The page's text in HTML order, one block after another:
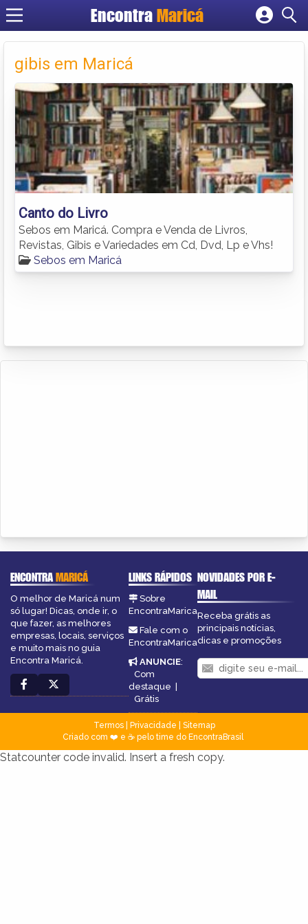
EncontraMaricá
Cadastrar empresa
gibis em Maricá
Canto do Livro
Sebos em Maricá. Compra e Venda de Livros,
Revistas, Gibis e Variedades em Cd, Dvd, Lp e Vhs!
Sebos em Maricá
ENCONTRAMARICÁ
O melhor de Maricá num
só lugar! Dicas, onde ir, o
que fazer, as melhores
empresas, locais, serviços
e muito mais no guia
Encontra Maricá.
LINKS RÁPIDOS
Sobre
EncontraMarica
Fale com o
EncontraMarica
ANUNCIE:
Com
destaque |
Grátis
NOVIDADES POR E-
MAIL
Receba grátis as
principais notícias,
dicas e promoções
Termos| Privacidade
Sitemap
Criado com ❤️ e ☕ pelo time do EncontraBrasil
Statcounter code invalid. Insert a fresh copy.